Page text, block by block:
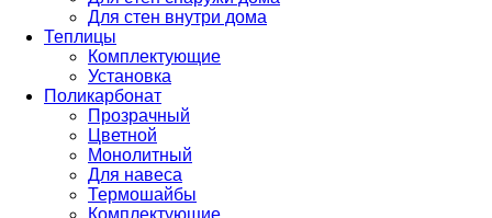
Для стен внутри дома
Теплицы
Комплектующие
Установка
Поликарбонат
Прозрачный
Цветной
Монолитный
Для навеса
Термошайбы
Комплектующие